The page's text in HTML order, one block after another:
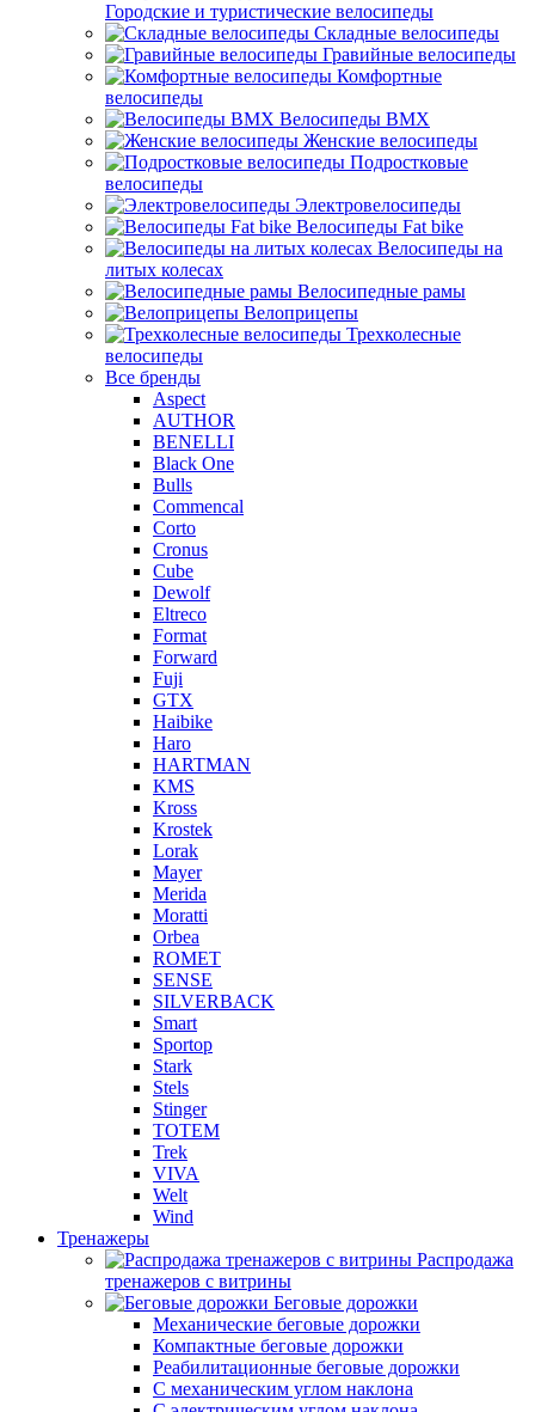
Городские и туристические велосипеды
Складные велосипеды
Гравийные велосипеды
Комфортные
велосипеды
Велосипеды BMX
Женские велосипеды
Подростковые
велосипеды
Электровелосипеды
Велосипеды Fat bike
Велосипеды на
литых колесах
Велосипедные рамы
Велоприцепы
Трехколесные
велосипеды
Все бренды
Aspect
AUTHOR
BENELLI
Black One
Bulls
Commencal
Corto
Cronus
Cube
Dewolf
Eltreco
Format
Forward
Fuji
GTX
Haibike
Haro
HARTMAN
KMS
Kross
Krostek
Lorak
Mayer
Merida
Moratti
Orbea
ROMET
SENSE
SILVERBACK
Smart
Sportop
Stark
Stels
Stinger
TOTEM
Trek
VIVA
Welt
Wind
Тренажеры
Распродажа
тренажеров с витрины
Беговые дорожки
Механические беговые дорожки
Компактные беговые дорожки
Реабилитационные беговые дорожки
С механическим углом наклона